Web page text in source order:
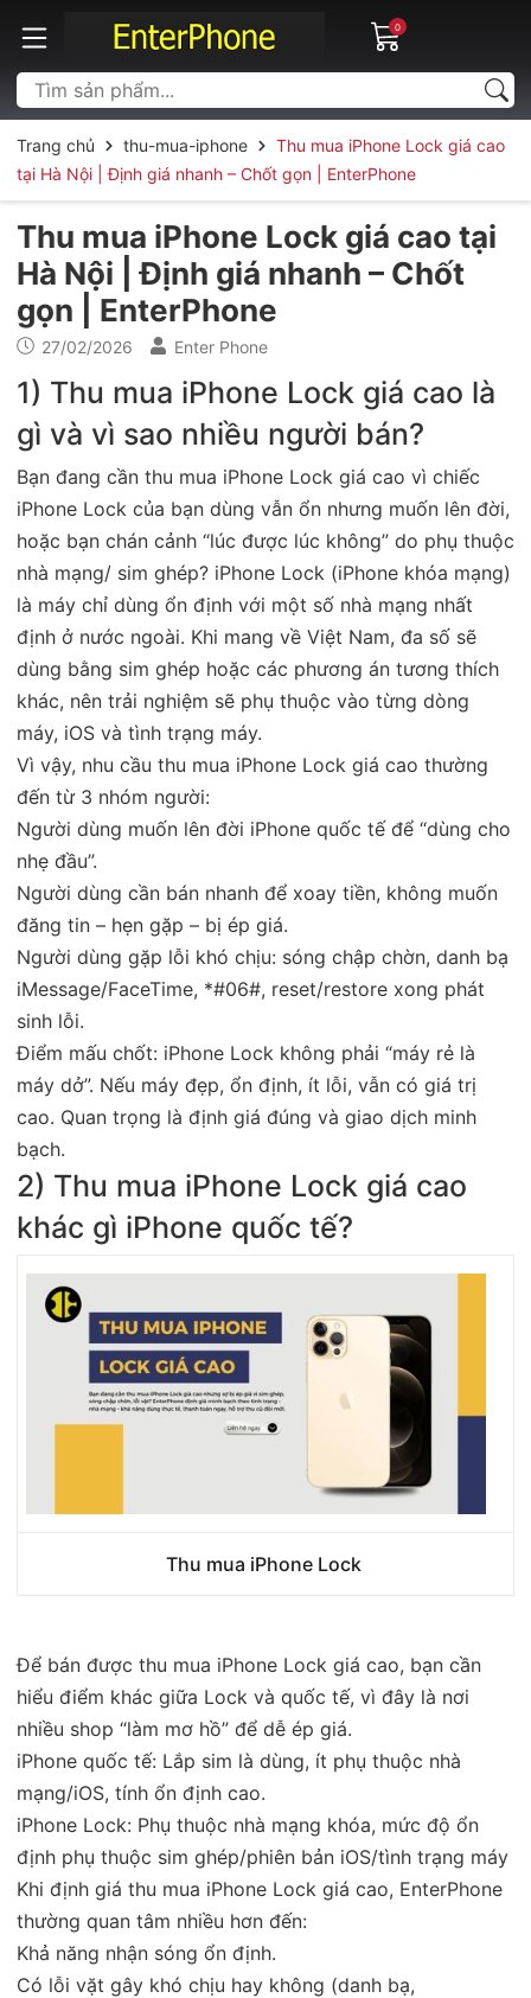
0
Trang chủ thu-mua-iphone
Thu mua iPhone Lock giá cao
tại Hà Nội | Định giá nhanh – Chốt gọn | EnterPhone
Thu mua iPhone Lock giá cao tại
Hà Nội | Định giá nhanh – Chốt
gọn | EnterPhone
27/02/2026 Enter Phone
1) Thu mua iPhone Lock giá cao là
gì và vì sao nhiều người bán?
Bạn đang cần thu mua iPhone Lock giá cao vì chiếc
iPhone Lock của bạn dùng vẫn ổn nhưng muốn lên đời,
hoặc bạn chán cảnh “lúc được lúc không” do phụ thuộc
nhà mạng/ sim ghép? iPhone Lock (iPhone khóa mạng)
là máy chỉ dùng ổn định với một số nhà mạng nhất
định ở nước ngoài. Khi mang về Việt Nam, đa số sẽ
dùng bằng sim ghép hoặc các phương án tương thích
khác, nên trải nghiệm sẽ phụ thuộc vào từng dòng
máy, iOS và tình trạng máy.
Vì vậy, nhu cầu thu mua iPhone Lock giá cao thường
đến từ 3 nhóm người:
Người dùng muốn lên đời iPhone quốc tế để “dùng cho
nhẹ đầu”.
Người dùng cần bán nhanh để xoay tiền, không muốn
đăng tin – hẹn gặp – bị ép giá.
Người dùng gặp lỗi khó chịu: sóng chập chờn, danh bạ
iMessage/FaceTime, *#06#, reset/restore xong phát
sinh lỗi.
Điểm mấu chốt: iPhone Lock không phải “máy rẻ là
máy dở”. Nếu máy đẹp, ổn định, ít lỗi, vẫn có giá trị
cao. Quan trọng là định giá đúng và giao dịch minh
bạch.
2) Thu mua iPhone Lock giá cao
khác gì iPhone quốc tế?
Thu mua iPhone Lock
Để bán được thu mua iPhone Lock giá cao, bạn cần
hiểu điểm khác giữa Lock và quốc tế, vì đây là nơi
nhiều shop “làm mơ hồ” để dễ ép giá.
iPhone quốc tế: Lắp sim là dùng, ít phụ thuộc nhà
mạng/iOS, tính ổn định cao.
iPhone Lock: Phụ thuộc nhà mạng khóa, mức độ ổn
định phụ thuộc sim ghép/phiên bản iOS/tình trạng máy
Khi định giá thu mua iPhone Lock giá cao, EnterPhone
thường quan tâm nhiều hơn đến:
Khả năng nhận sóng ổn định.
Có lỗi vặt gây khó chịu hay không (danh bạ,